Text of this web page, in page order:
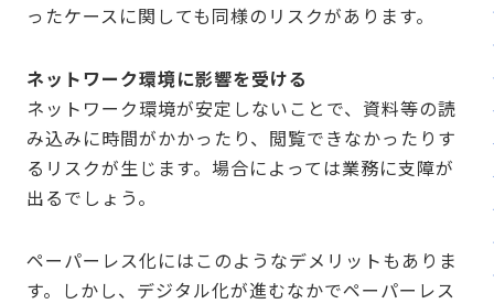
ったケースに関しても同様のリスクがあります。
ネットワーク環境に影響を受ける
ネットワーク環境が安定しないことで、資料等の読
み込みに時間がかかったり、閲覧できなかったりす
るリスクが生じます。場合によっては業務に支障が
出るでしょう。
ペーパーレス化にはこのようなデメリットもありま
す。しかし、デジタル化が進むなかでペーパーレス